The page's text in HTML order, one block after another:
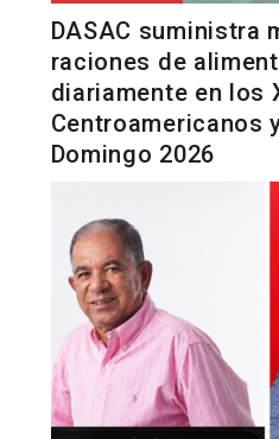
DASAC suministra
raciones de
diariamente en los
Centroamericanos
Domingo 2026